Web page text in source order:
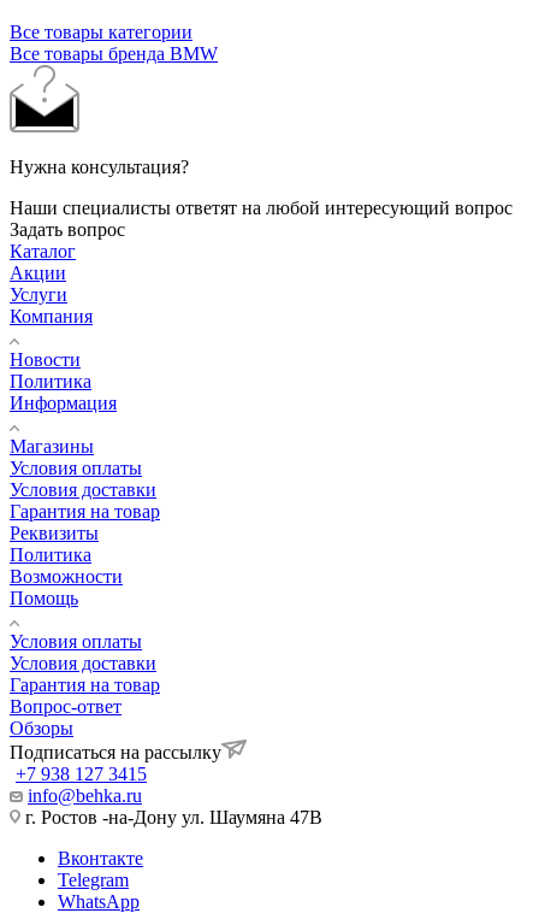
Все товары категории
Все товары бренда BMW
Нужна консультация?
Наши специалисты ответят на любой интересующий вопрос
Задать вопрос
Каталог
Акции
Услуги
Компания
Новости
Политика
Информация
Магазины
Условия оплаты
Условия доставки
Гарантия на товар
Реквизиты
Политика
Возможности
Помощь
Условия оплаты
Условия доставки
Гарантия на товар
Вопрос-ответ
Обзоры
Подписаться на рассылку
+7 938 127 3415
info@behka.ru
г. Ростов -на-Дону ул. Шаумяна 47В
Вконтакте
Telegram
WhatsApp